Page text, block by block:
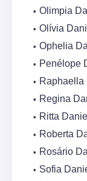
Olimpia
Olívia
Ophelia
Penélope
Raphaella
Regina
Ritta
Roberta
Rosário
Sofia